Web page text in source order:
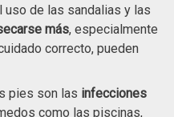
uso de las sandalias y las
más, especialmente
correcto, pueden
pies son las infecciones
como las piscinas,